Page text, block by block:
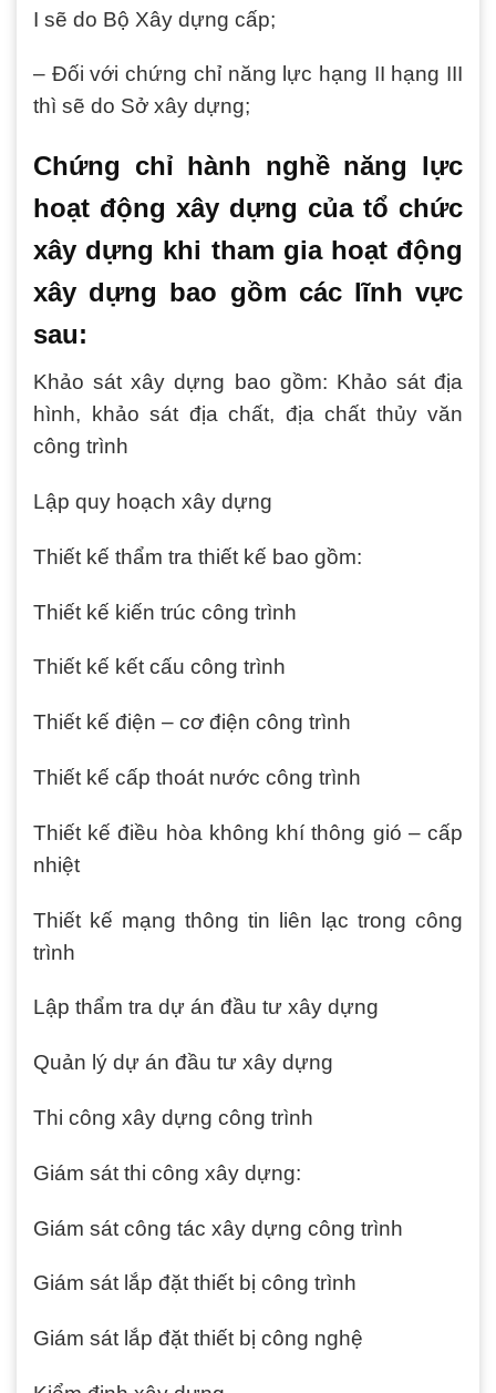
I sẽ do Bộ Xây dựng cấp;
– Đối với chứng chỉ năng lực hạng II hạng III
thì sẽ do Sở xây dựng;
Chứng chỉ hành nghề năng lực
hoạt động xây dựng của tổ chức
xây dựng khi tham gia hoạt động
xây dựng bao gồm các lĩnh vực
sau:
Khảo sát xây dựng bao gồm: Khảo sát địa
hình, khảo sát địa chất, địa chất thủy văn
công trình
Lập quy hoạch xây dựng
Thiết kế thẩm tra thiết kế bao gồm:
Thiết kế kiến trúc công trình
Thiết kế kết cấu công trình
Thiết kế điện – cơ điện công trình
Thiết kế cấp thoát nước công trình
Thiết kế điều hòa không khí thông gió – cấp
nhiệt
Thiết kế mạng thông tin liên lạc trong công
trình
Lập thẩm tra dự án đầu tư xây dựng
Quản lý dự án đầu tư xây dựng
Thi công xây dựng công trình
Giám sát thi công xây dựng:
Giám sát công tác xây dựng công trình
Giám sát lắp đặt thiết bị công trình
Giám sát lắp đặt thiết bị công nghệ